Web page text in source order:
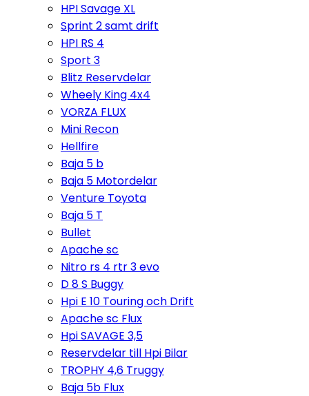
HPI Savage XL
Sprint 2 samt drift
HPI RS 4
Sport 3
Blitz Reservdelar
Wheely King 4x4
VORZA FLUX
Mini Recon
Hellfire
Baja 5 b
Baja 5 Motordelar
Venture Toyota
Baja 5 T
Bullet
Apache sc
Nitro rs 4 rtr 3 evo
D 8 S Buggy
Hpi E 10 Touring och Drift
Apache sc Flux
Hpi SAVAGE 3,5
Reservdelar till Hpi Bilar
TROPHY 4,6 Truggy
Baja 5b Flux